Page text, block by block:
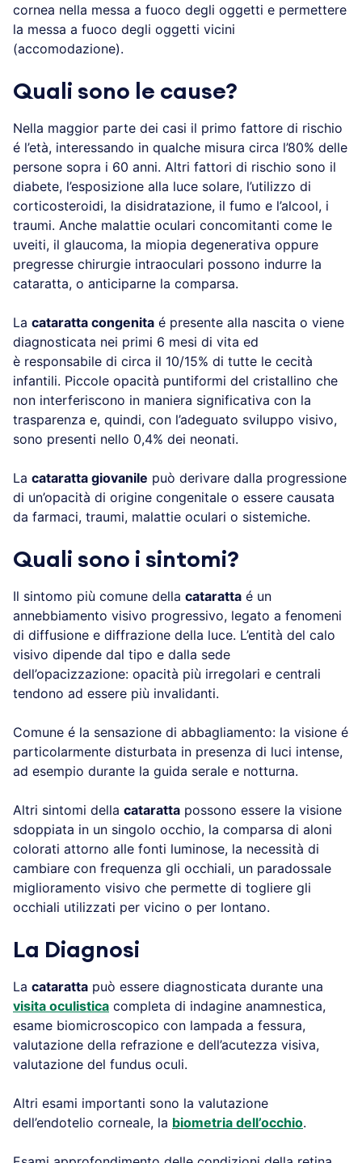
cornea nella messa a fuoco degli oggetti e permettere
la messa a fuoco degli oggetti vicini
(accomodazione).
Quali sono le cause?
Nella maggior parte dei casi il primo fattore di rischio
é l’età, interessando in qualche misura circa l’80% delle
persone sopra i 60 anni. Altri fattori di rischio sono il
diabete, l’esposizione alla luce solare, l’utilizzo di
corticosteroidi, la disidratazione, il fumo e l’alcool, i
traumi. Anche malattie oculari concomitanti come le
uveiti, il glaucoma, la miopia degenerativa oppure
pregresse chirurgie intraoculari possono indurre la
cataratta, o anticiparne la comparsa.
La cataratta congenita é presente alla nascita o viene
diagnosticata nei primi 6 mesi di vita ed
è responsabile di circa il 10/15% di tutte le cecità
infantili. Piccole opacità puntiformi del cristallino che
non interferiscono in maniera significativa con la
trasparenza e, quindi, con l’adeguato sviluppo visivo,
sono presenti nello 0,4% dei neonati.
La cataratta giovanile può derivare dalla progressione
di un’opacità di origine congenitale o essere causata
da farmaci, traumi, malattie oculari o sistemiche.
Quali sono i sintomi?
Il sintomo più comune della cataratta é un
annebbiamento visivo progressivo, legato a fenomeni
di diffusione e diffrazione della luce. L’entità del calo
visivo dipende dal tipo e dalla sede
dell’opacizzazione: opacità più irregolari e centrali
tendono ad essere più invalidanti.
Comune é la sensazione di abbagliamento: la visione é
particolarmente disturbata in presenza di luci intense,
ad esempio durante la guida serale e notturna.
Altri sintomi della cataratta possono essere la visione
sdoppiata in un singolo occhio, la comparsa di aloni
colorati attorno alle fonti luminose, la necessità di
cambiare con frequenza gli occhiali, un paradossale
miglioramento visivo che permette di togliere gli
occhiali utilizzati per vicino o per lontano.
La Diagnosi
La cataratta può essere diagnosticata durante una
visita oculistica completa di indagine anamnestica,
esame biomicroscopico con lampada a fessura,
valutazione della refrazione e dell’acutezza visiva,
valutazione del fundus oculi.
Altri esami importanti sono la valutazione
dell’endotelio corneale, la biometria dell’occhio.